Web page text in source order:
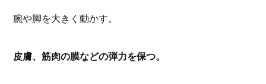
腕や脚を大きく動かす。
皮膚、筋肉の膜などの弾力を保つ。